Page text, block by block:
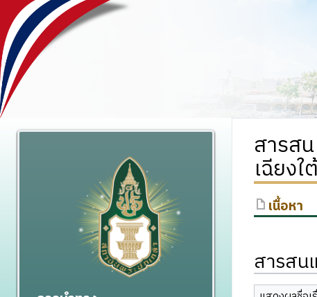
สารส
เฉียงใ
เนื้อหา
สารสน